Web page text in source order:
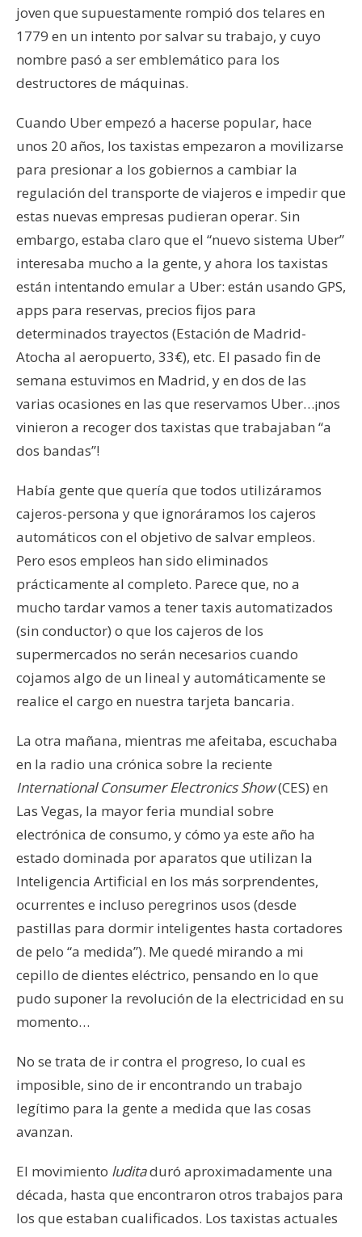
joven que supuestamente rompió dos telares en
1779 en un intento por salvar su trabajo, y cuyo
nombre pasó a ser emblemático para los
destructores de máquinas.
Cuando Uber empezó a hacerse popular, hace
unos 20 años, los taxistas empezaron a movilizarse
para presionar a los gobiernos a cambiar la
regulación del transporte de viajeros e impedir que
estas nuevas empresas pudieran operar. Sin
embargo, estaba claro que el “nuevo sistema Uber”
interesaba mucho a la gente, y ahora los taxistas
están intentando emular a Uber: están usando GPS,
apps para reservas, precios fijos para
determinados trayectos (Estación de Madrid-
Atocha al aeropuerto, 33€), etc. El pasado fin de
semana estuvimos en Madrid, y en dos de las
varias ocasiones en las que reservamos Uber…¡nos
vinieron a recoger dos taxistas que trabajaban “a
dos bandas”!
Había gente que quería que todos utilizáramos
cajeros-persona y que ignoráramos los cajeros
automáticos con el objetivo de salvar empleos.
Pero esos empleos han sido eliminados
prácticamente al completo. Parece que, no a
mucho tardar vamos a tener taxis automatizados
(sin conductor) o que los cajeros de los
supermercados no serán necesarios cuando
cojamos algo de un lineal y automáticamente se
realice el cargo en nuestra tarjeta bancaria.
La otra mañana, mientras me afeitaba, escuchaba
en la radio una crónica sobre la reciente
International Consumer Electronics Show(CES) en
Las Vegas, la mayor feria mundial sobre
electrónica de consumo, y cómo ya este año ha
estado dominada por aparatos que utilizan la
Inteligencia Artificial en los más sorprendentes,
ocurrentes e incluso peregrinos usos (desde
pastillas para dormir inteligentes hasta cortadores
de pelo “a medida”). Me quedé mirando a mi
cepillo de dientes eléctrico, pensando en lo que
pudo suponer la revolución de la electricidad en su
momento…
No se trata de ir contra el progreso, lo cual es
imposible, sino de ir encontrando un trabajo
legítimo para la gente a medida que las cosas
avanzan.
El movimiento luditaduró aproximadamente una
década, hasta que encontraron otros trabajos para
los que estaban cualificados. Los taxistas actuales